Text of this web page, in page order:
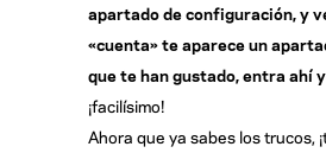
apartado de configuración, y
«cuenta» te aparece un
que te han gustado, entra ahí
¡facilísimo!
Ahora que ya sabes los trucos,